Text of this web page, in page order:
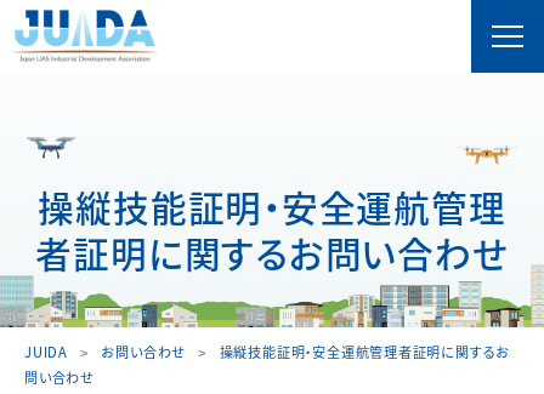
操縦技能証明・安全運航管理
者証明に関するお問い合わせ
JUIDA お問い合わせ
操縦技能証明・安全運航管理者証明に関するお
問い合わせ